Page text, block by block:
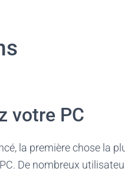
votre PC
la première chose la
De nombreux